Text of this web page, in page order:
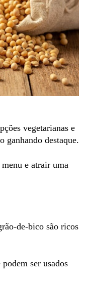
vegetarianas e
ganhando destaque.
e atrair uma
de-bico são ricos
ser usados